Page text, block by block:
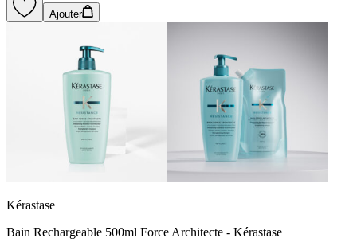
Ajouter
Kérastase
Bain Rechargeable 500ml Force Architecte - Kérastase